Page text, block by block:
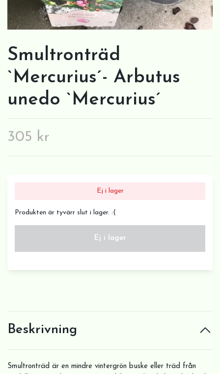
Smultronträd
`Mercurius´- Arbutus
unedo `Mercurius´
305 kr
Ej i lager
Produkten är tyvärr slut i lager. :(
Ej i lager
Beskrivning
Smultronträd är en mindre vintergrön buske eller träd från